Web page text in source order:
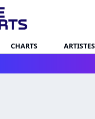
CHARTS ARTISTES